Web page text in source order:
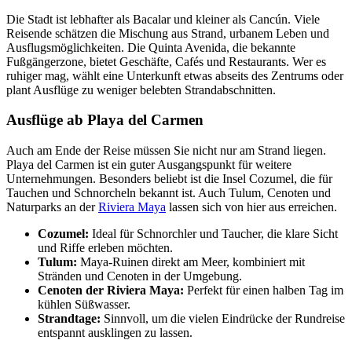
Die Stadt ist lebhafter als Bacalar und kleiner als Cancún. Viele
Reisende schätzen die Mischung aus Strand, urbanem Leben und
Ausflugsmöglichkeiten. Die Quinta Avenida, die bekannte
Fußgängerzone, bietet Geschäfte, Cafés und Restaurants. Wer es
ruhiger mag, wählt eine Unterkunft etwas abseits des Zentrums oder
plant Ausflüge zu weniger belebten Strandabschnitten.
Ausflüge ab Playa del Carmen
Auch am Ende der Reise müssen Sie nicht nur am Strand liegen.
Playa del Carmen ist ein guter Ausgangspunkt für weitere
Unternehmungen. Besonders beliebt ist die Insel Cozumel, die für
Tauchen und Schnorcheln bekannt ist. Auch Tulum, Cenoten und
Naturparks an derRiviera Maya lassen sich von hier aus erreichen.
Cozumel: Ideal für Schnorchler und Taucher, die klare Sicht
und Riffe erleben möchten.
Tulum: Maya-Ruinen direkt am Meer, kombiniert mit
Stränden und Cenoten in der Umgebung.
Cenoten der Riviera Maya: Perfekt für einen halben Tag im
kühlen Süßwasser.
Strandtage: Sinnvoll, um die vielen Eindrücke der Rundreise
entspannt ausklingen zu lassen.